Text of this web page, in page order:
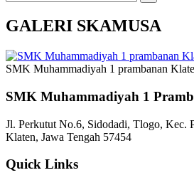
for:
GALERI SKAMUSA
SMK Muhammadiyah 1 prambanan
SMK Muhammadiyah 1
Jl. Perkutut No.6, Sidodadi, Tlogo, Kec.
Klaten, Jawa Tengah 57454
Quick Links